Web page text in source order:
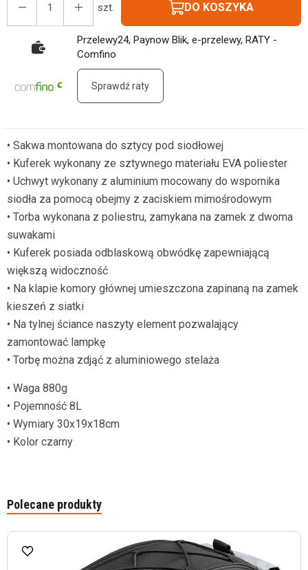
szt. DO KOSZYKA
Przelewy24, Paynow Blik, e-przelewy, RATY -
Comfino
Sprawdź raty
• Sakwa montowana do sztycy pod siodłowej
• Kuferek wykonany ze sztywnego materiału EVA poliester
• Uchwyt wykonany z aluminium mocowany do wspornika
siodła za pomocą obejmy z zaciskiem mimośrodowym
• Torba wykonana z poliestru, zamykana na zamek z dwoma
suwakami
• Kuferek posiada odblaskową obwódkę zapewniającą
większą widoczność
• Na klapie komory głównej umieszczona zapinaną na zamek
kieszeń z siatki
• Na tylnej ściance naszyty element pozwalający
zamontować lampkę
• Torbę można zdjąć z aluminiowego stelaża
• Waga 880g
• Pojemność 8L
• Wymiary 30x19x18cm
• Kolor czarny
Polecane produkty